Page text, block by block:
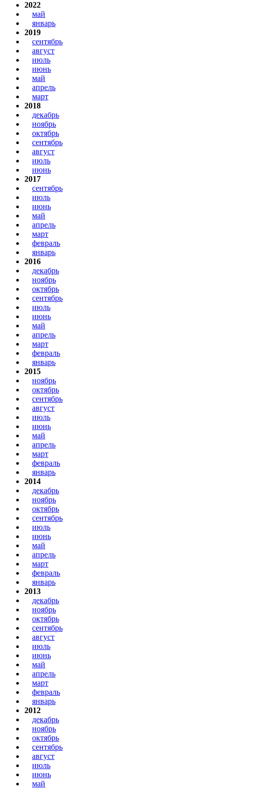
2022
май
январь
2019
сентябрь
август
июль
июнь
май
апрель
март
2018
декабрь
ноябрь
октябрь
сентябрь
август
июль
июнь
2017
сентябрь
июль
июнь
май
апрель
март
февраль
январь
2016
декабрь
ноябрь
октябрь
сентябрь
июль
июнь
май
апрель
март
февраль
январь
2015
ноябрь
октябрь
сентябрь
август
июль
июнь
май
апрель
март
февраль
январь
2014
декабрь
ноябрь
октябрь
сентябрь
июль
июнь
май
апрель
март
февраль
январь
2013
декабрь
ноябрь
октябрь
сентябрь
август
июль
июнь
май
апрель
март
февраль
январь
2012
декабрь
ноябрь
октябрь
сентябрь
август
июль
июнь
май